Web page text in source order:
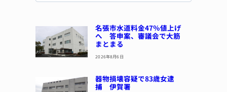
名張市水道料金47％値上げ
へ 答申案、審議会で大筋
まとまる
2026年8月6日
器物損壊容疑で83歳女逮
捕 伊賀署